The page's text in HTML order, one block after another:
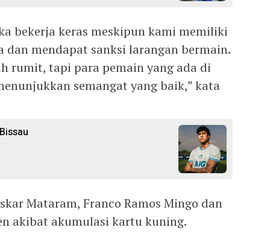
bekerja keras meskipun kami memiliki
dan mendapat sanksi larangan bermain.
rumit, tapi para pemain yang ada di
semangat yang baik,” kata
Mataram, Franco Ramos Mingo dan
akibat akumulasi kartu kuning.